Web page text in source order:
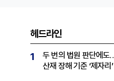
헤드라인
1
두 번의 법원 판단에도
산재 장해 기준 ‘제자리’